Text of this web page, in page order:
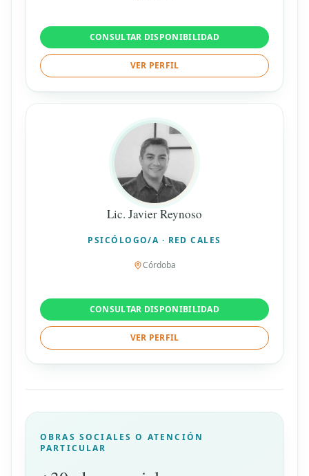
CONSULTAR DISPONIBILIDAD
VER PERFIL
Lic. Javier Reynoso
PSICÓLOGO/A · RED CALES
Córdoba
CONSULTAR DISPONIBILIDAD
VER PERFIL
OBRAS SOCIALES O ATENCIÓN
PARTICULAR